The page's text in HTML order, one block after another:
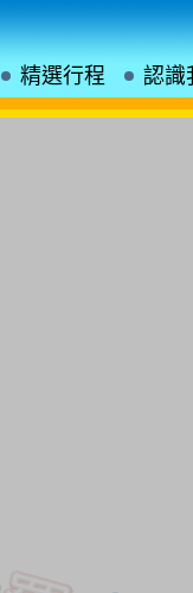
精選行程 認識